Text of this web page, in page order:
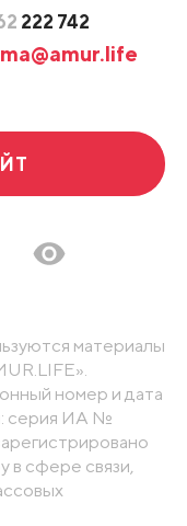
222 742
материалы
номер и дата
серия ИА №
сфере связи,